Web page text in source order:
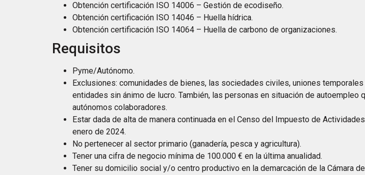
Obtención certificación ISO 14006 – Gestión de ecodiseño.
Obtención certificación ISO 14046 – Huella hídrica.
Obtención certificación ISO 14064 – Huella de carbono de organizaciones.
Requisitos
Pyme/Autónomo.
Exclusiones: comunidades de bienes, las sociedades civiles, uniones
entidades sin ánimo de lucro. También, las personas en situación de
autónomos colaboradores.
Estar dada de alta de manera continuada en el Censo del Impuesto de
enero de 2024.
No pertenecer al sector primario (ganadería, pesca y agricultura).
Tener una cifra de negocio mínima de 100.000 € en la última anualidad.
Tener su domicilio social y/o centro productivo en la demarcación de la Cámara